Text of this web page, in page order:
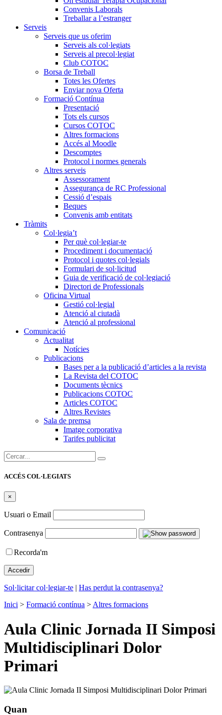
Convenis Laborals
Treballar a l’estranger
Serveis
Serveis que us oferim
Serveis als col·legiats
Serveis al precol·legiat
Club COTOC
Borsa de Treball
Totes les Ofertes
Enviar nova Oferta
Formació Contínua
Presentació
Tots els cursos
Cursos COTOC
Altres formacions
Accés al Moodle
Descomptes
Protocol i normes generals
Altres serveis
Assessorament
Assegurança de RC Professional
Cessió d’espais
Beques
Convenis amb entitats
Tràmits
Col·legia’t
Per què col·legiar-te
Procediment i documentació
Protocol i quotes col·legials
Formulari de sol·licitud
Guia de verificació de col·legiació
Directori de Professionals
Oficina Virtual
Gestió col·legial
Atenció al ciutadà
Atenció al professional
Comunicació
Actualitat
Notícies
Publicacions
Bases per a la publicació d’articles a la revista
La Revista del COTOC
Documents tècnics
Publicacions COTOC
Articles COTOC
Altres Revistes
Sala de premsa
Imatge corporativa
Tarifes publicitat
Cercar:
ACCÉS COL·LEGIATS
×
Usuari o Email
Contrasenya
Recorda'm
Sol·licitar col·legiar-te | Has perdut la contrasenya?
Inici > Formació contínua > Altres formacions
Aula Clinic Jornada II Simposi
Multidisciplinari Dolor
Primari
Quan